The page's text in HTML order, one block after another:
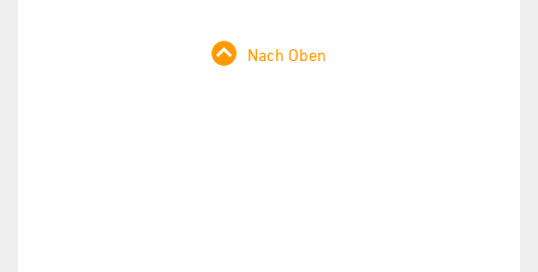
Nach Oben